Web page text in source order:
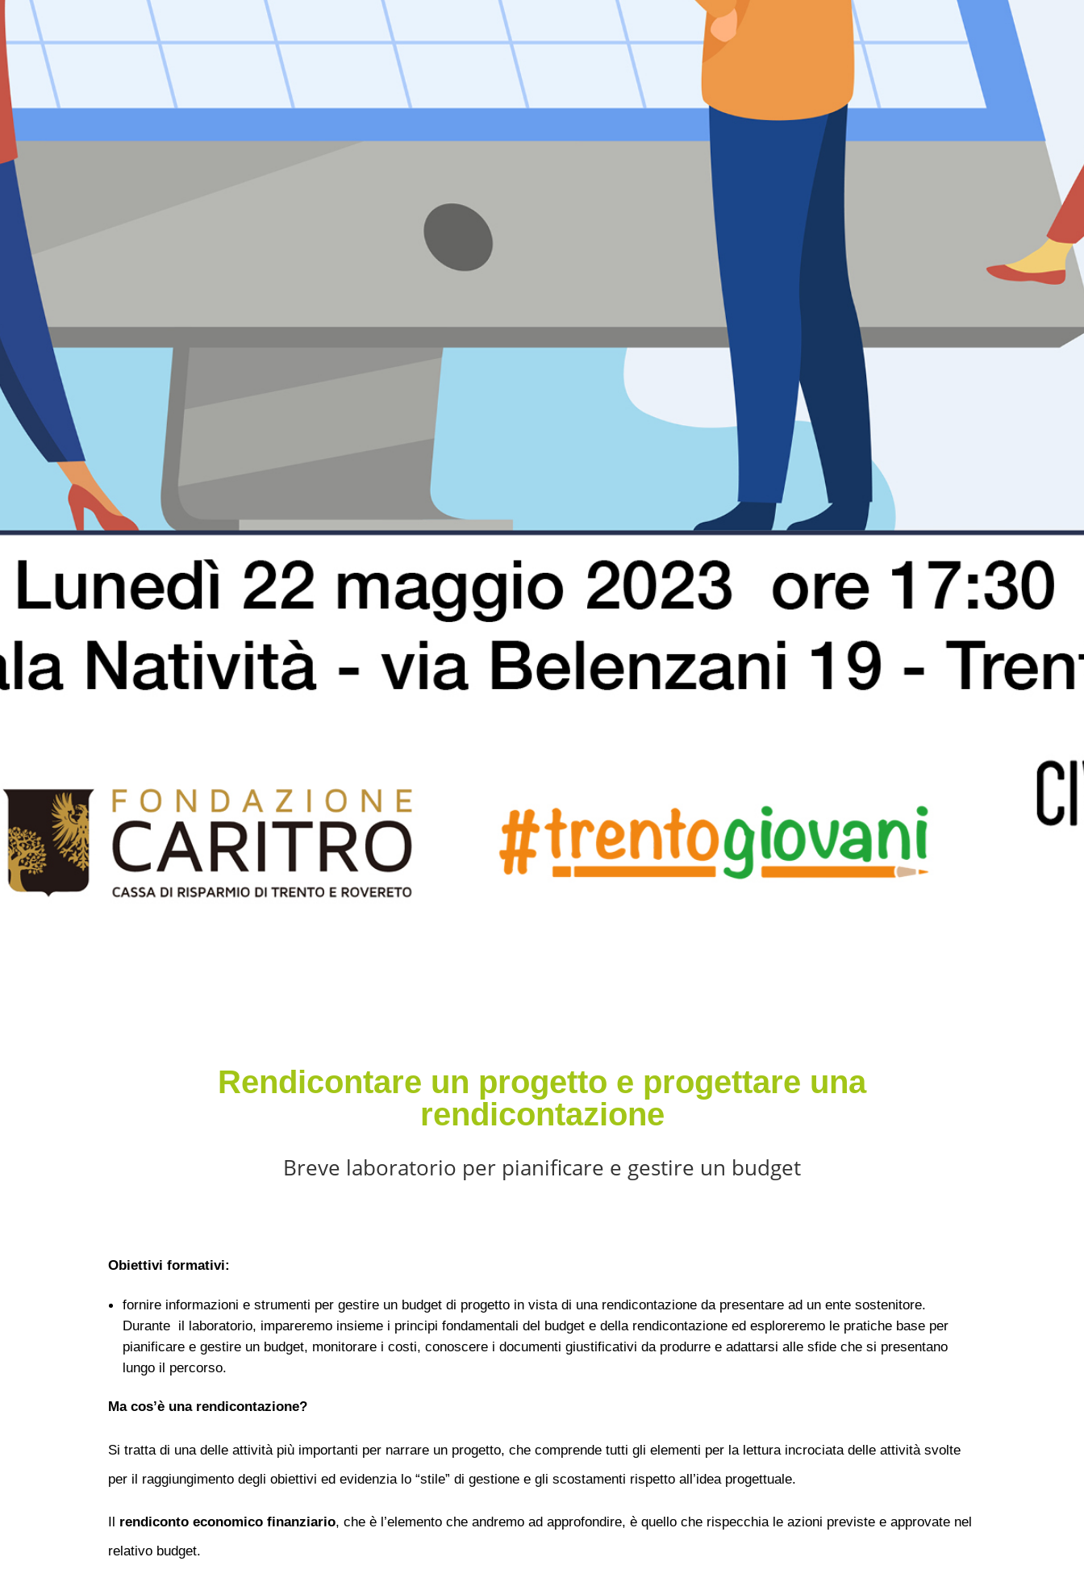
Rendicontare un progetto e progettare una
rendicontazione
Breve laboratorio per pianificare e gestire un budget
Obiettivi formativi:
fornire informazioni e strumenti per gestire un budget di progetto in vista di una rendicontazione da presentare ad un ente sostenitore.
Durante il laboratorio, impareremo insieme i principi fondamentali del budget e della rendicontazione ed esploreremo le pratiche baseper
pianificare e gestire un budget, monitorare i costi, conoscere i documenti giustificativi da produrre e adattarsi alle sfide che si presentano
lungo il percorso.
Ma cos’è una rendicontazione?
Si tratta di una delle attività più importanti per narrare un progetto, che comprende tutti gli elementi per la lettura incrociata delle attività svolte
per il raggiungimento degli obiettivi ed evidenzia lo “stile” di gestione e gli scostamenti rispetto all’idea progettuale.
Il rendiconto economico finanziario, che è l’elemento che andremo ad approfondire, è quello che rispecchia le azioni previste e approvate nel
relativo budget.